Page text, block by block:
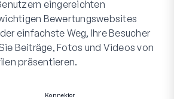
eingereichten
Bewertungswebsites
einfachste Weg, Ihre Besucher
Beiträge, Fotos und Videos von
präsentieren.
Konnektor